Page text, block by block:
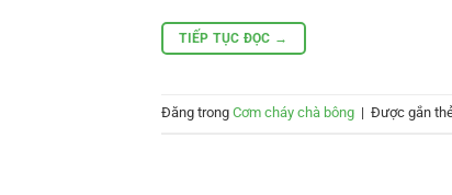
TIẾP TỤC ĐỌC →
Đăng trong Cơm cháy chà bông | Được gắn